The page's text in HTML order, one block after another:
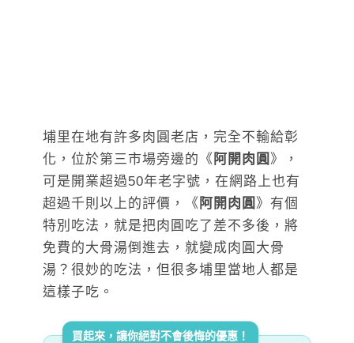
埔里在地有許多肉圓老店，完全不輸給彰
化，位於第三市場旁邊的《 阿開肉圓 》，
可是開業超過50年老字號，在網路上也有
超過千則以上的評價，《 阿開肉圓 》有個
特別吃法，就是把肉圓吃了差不多後，將
免費的大骨湯倒進去，就變成肉圓大骨
湯？很妙的吃法，但很多埔里當地人都是
這樣子吃。
買起來，讓你絕對不會後悔的優惠！